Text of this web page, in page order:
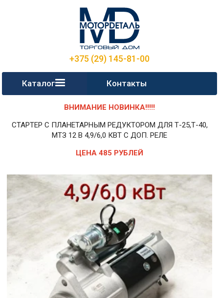
+375 (29) 145-81-00
Каталог Контакты
ВНИМАНИЕ НОВИНКА!!!!!
СТАРТЕР С ПЛАНЕТАРНЫМ РЕДУКТОРОМ ДЛЯ Т-25,Т-40,
МТЗ 12 В 4,9/6,0 КВТ С ДОП. РЕЛЕ
ЦЕНА 485 РУБЛЕЙ